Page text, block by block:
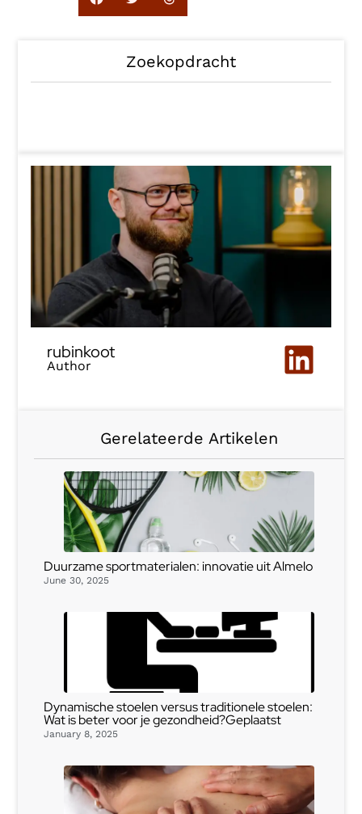
Zoekopdracht
rubinkoot
Author
Gerelateerde Artikelen
Duurzame sportmaterialen: innovatie uit Almelo
June 30, 2025
Dynamische stoelen versus traditionele stoelen:
Wat is beter voor je gezondheid?Geplaatst
January 8, 2025